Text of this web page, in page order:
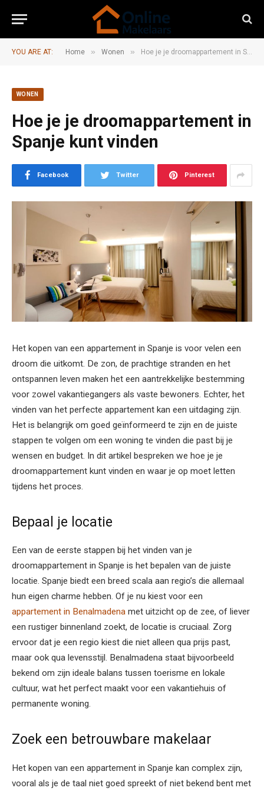
YOU ARE AT: Home » Wonen » Hoe je je droomappartement in Spanje kunt vinden
WONEN
Hoe je je droomappartement in
Spanje kunt vinden
Facebook Twitter Pinterest
Het kopen van een appartement in Spanje is voor velen een
droom die uitkomt. De zon, de prachtige stranden en het
ontspannen leven maken het een aantrekkelijke bestemming
voor zowel vakantiegangers als vaste bewoners. Echter, het
vinden van het perfecte appartement kan een uitdaging zijn.
Het is belangrijk om goed geïnformeerd te zijn en de juiste
stappen te volgen om een woning te vinden die past bij je
wensen en budget. In dit artikel bespreken we hoe je je
droomappartement kunt vinden en waar je op moet letten
tijdens het proces.
Bepaal je locatie
Een van de eerste stappen bij het vinden van je
droomappartement in Spanje is het bepalen van de juiste
locatie. Spanje biedt een breed scala aan regio’s die allemaal
hun eigen charme hebben. Of je nu kiest voor een
appartement in Benalmadena met uitzicht op de zee, of liever
een rustiger binnenland zoekt, de locatie is cruciaal. Zorg
ervoor dat je een regio kiest die niet alleen qua prijs past,
maar ook qua levensstijl. Benalmadena staat bijvoorbeeld
bekend om zijn ideale balans tussen toerisme en lokale
cultuur, wat het perfect maakt voor een vakantiehuis of
permanente woning.
Zoek een betrouwbare makelaar
Het kopen van een appartement in Spanje kan complex zijn,
vooral als je de taal niet goed spreekt of niet bekend bent met